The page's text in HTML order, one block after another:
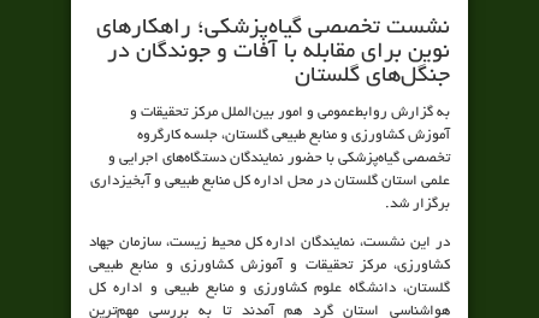
نشست تخصصی گیاه‌پزشکی؛ راهکارهای
نوین برای مقابله با آفات و جوندگان در
جنگل‌های گلستان
به گزارش روابط‌عمومی و امور بین‌الملل مرکز تحقیقات و
آموزش کشاورزی و منابع طبیعی گلستان، جلسه کارگروه
تخصصی گیاه‌پزشکی با حضور نمایندگان دستگاه‌های اجرایی و
علمی استان گلستان در محل اداره کل منابع طبیعی و آبخیزداری
برگزار شد.
در این نشست، نمایندگان اداره کل محیط زیست، سازمان جهاد
کشاورزی، مرکز تحقیقات و آموزش کشاورزی و منابع طبیعی
گلستان، دانشگاه علوم کشاورزی و منابع طبیعی و اداره کل
هواشناسی استان گرد هم آمدند تا به بررسی مهم‌ترین